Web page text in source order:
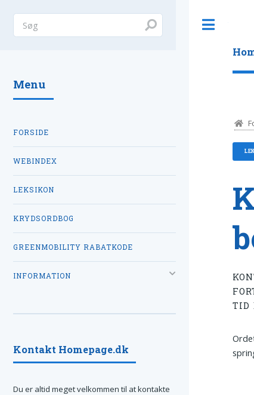
TID
Menu
FORSIDE
WEBINDEX
LEKSIKON
KRYDSORDBOG
GREENMOBILITY RABATKODE
INFORMATION
Kontakt Homepage.dk
Du er altid meget velkommen til at kontakte